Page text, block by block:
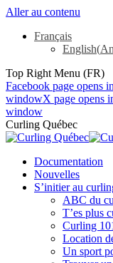
Aller au contenu
Français
English(
Top Right Menu (FR)
Facebook page opens
windowX page opens
window
Curling Québec
Documentation
Nouvelles
S’initier au
ABC du
T’es plus
Curling
Location
Un sport